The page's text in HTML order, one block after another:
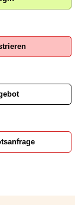
Ronge GmbH